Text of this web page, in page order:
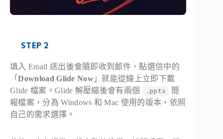
STEP 2
填入 Email 送出後會隨即收到郵件，點選信中的
「Download Glide Now 」就能從線上立即下載
Glide 檔案。Glide 解壓縮後會有兩個
.pptx
簡
報檔案，分為 Windows 和 Mac 使用的版本，依照
自己的需求選擇。